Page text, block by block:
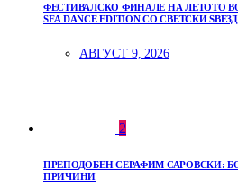
ФЕСТИВАЛСКО ФИНАЛЕ НА ЛЕТОТО ВО
SEA DANCE EDITION СО СВЕТСКИ
АВГУСТ 9, 2026
2
ПРЕПОДОБЕН СЕРАФИМ САРОВСКИ:
ПРИЧИНИ